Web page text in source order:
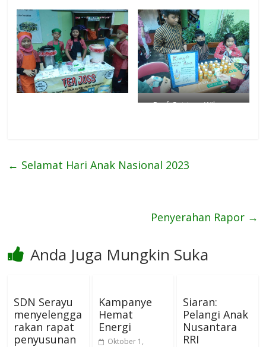
Prof. Sutrisna Wibawa
← Selamat Hari Anak Nasional 2023
Penyerahan Rapor →
Anda Juga Mungkin Suka
SDN Serayu
menyelengga
rakan rapat
penyusunan
Kampanye
Hemat
Energi
Oktober 1,
Siaran:
Pelangi Anak
Nusantara
RRI